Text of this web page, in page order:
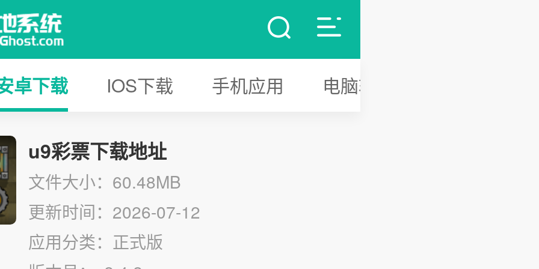
卓下载 IOS下载 手机应用 电脑软件
u9彩票下载地址
文件大小：60.48MB
更新时间：2026-07-12
应用分类：正式版